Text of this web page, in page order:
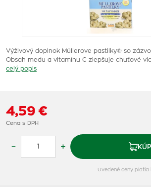
Výživový doplnok Müllerove pastilky® so
Obsah medu a vitamínu C zlepšuje chuťové
celý popis
4,59 €
Cena s DPH
– +
Uvedené ceny